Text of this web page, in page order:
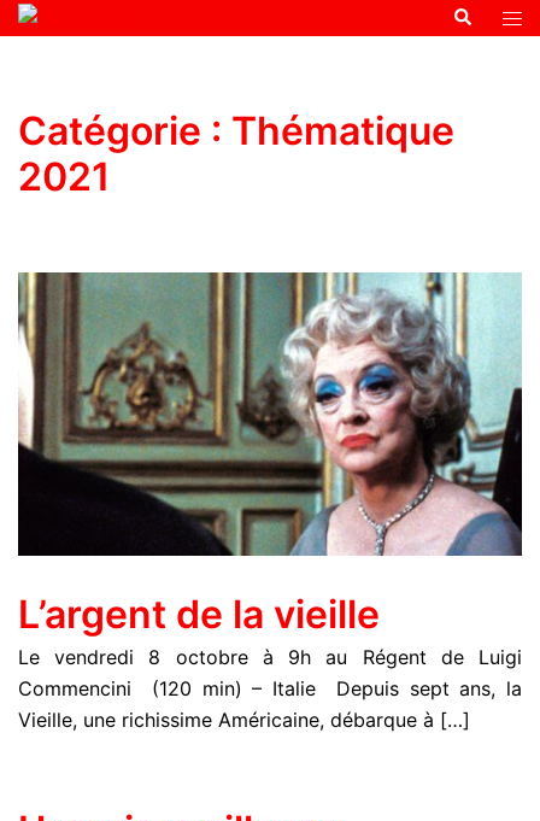
Catégorie : Thématique
2021
L’argent de la vieille
Le vendredi 8 octobre à 9h au Régent de Luigi
Commencini (120 min) – Italie Depuis sept ans, la
Vieille, une richissime Américaine, débarque à […]